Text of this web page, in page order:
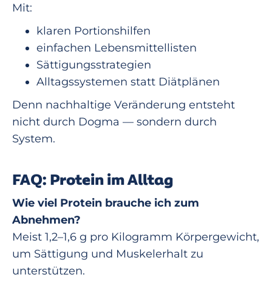
Mit:
klaren Portionshilfen
einfachen Lebensmittellisten
Sättigungsstrategien
Alltagssystemen statt Diätplänen
Denn nachhaltige Veränderung entsteht
nicht durch Dogma — sondern durch
System.
FAQ: Protein im Alltag
Wie viel Protein brauche ich zum
Abnehmen?
Meist 1,2–1,6 g pro Kilogramm Körpergewicht,
um Sättigung und Muskelerhalt zu
unterstützen.